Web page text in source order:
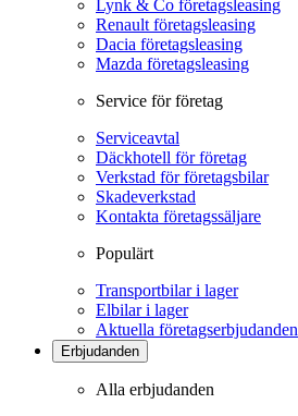
Lynk & Co företagsleasing
Renault företagsleasing
Dacia företagsleasing
Mazda företagsleasing
Service för företag
Serviceavtal
Däckhotell för företag
Verkstad för företagsbilar
Skadeverkstad
Kontakta företagssäljare
Populärt
Transportbilar i lager
Elbilar i lager
Aktuella företagserbjudanden
Erbjudanden
Alla erbjudanden